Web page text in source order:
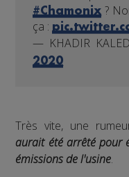
#Chamonix ?
ça :
— KHADIR
2020
Très vite, une
aurait été arrêté pour
émissions de l'usine.